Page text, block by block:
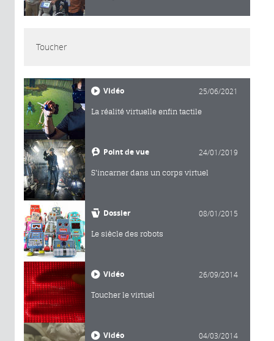
Toucher
Vidéo 25/06/2021
La réalité virtuelle enfin tactile
Point de vue 24/01/2019
S'incarner dans un corps virtuel
Dossier 08/01/2015
Le siècle des robots
Vidéo 26/09/2014
Toucher le virtuel
Vidéo 04/03/2014